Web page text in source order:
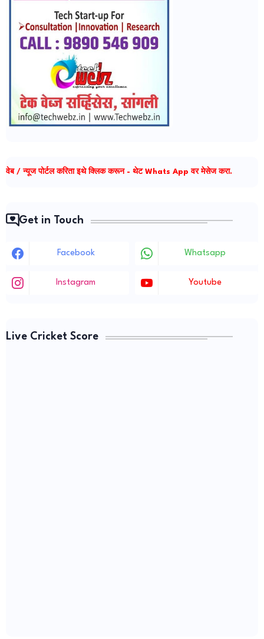
वेब / न्यूज पोर्टल करिता इथे क्लिक करून - थेट Whats App वर मेसेज करा.
Get in Touch
Facebook Whatsapp
Instagram Youtube
Live Cricket Score